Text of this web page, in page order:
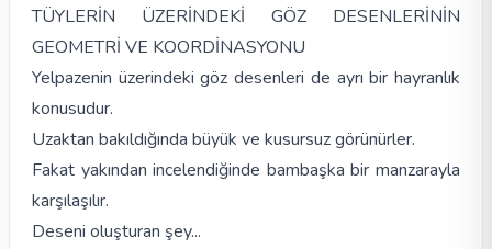
TÜYLERİN ÜZERİNDEKİ GÖZ DESENLERİNİN
GEOMETRİ VE KOORDİNASYONU
Yelpazenin üzerindeki göz desenleri de ayrı bir hayranlık
konusudur.
Uzaktan bakıldığında büyük ve kusursuz görünürler.
Fakat yakından incelendiğinde bambaşka bir manzarayla
karşılaşılır.
Deseni oluşturan şey...